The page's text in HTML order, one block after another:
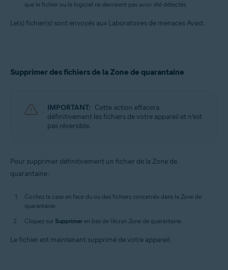
que le fichier ou le logiciel ne devraient pas avoir été détectés.
Le(s) fichier(s) sont envoyés aux Laboratoires de menaces Avast.
Supprimer des fichiers de la Zone de quarantaine
IMPORTANT: Cette action effacera
définitivement les fichiers de votre appareil et n’est
pas réversible.
Pour supprimer définitivement un fichier de la Zone de
quarantaine :
Cochez la case en face du ou des fichiers concernés dans la Zone de
quarantaine.
Cliquez sur Supprimer en bas de l'écran Zone de quarantaine.
Le fichier est maintenant supprimé de votre appareil.